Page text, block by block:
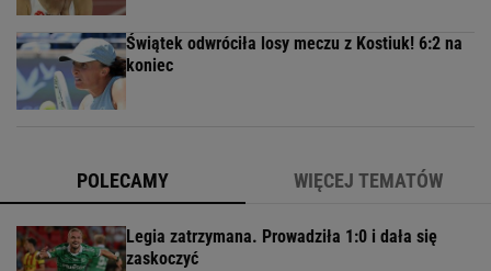
Świątek odwróciła losy meczu z Kostiuk! 6:2 na
koniec
POLECAMY WIĘCEJ TEMATÓW
Legia zatrzymana. Prowadziła 1:0 i dała się
zaskoczyć